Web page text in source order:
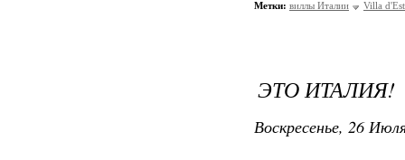
Метки: виллы Италии Villa
ЭТО ИТАЛИЯ!
Воскресенье, 26